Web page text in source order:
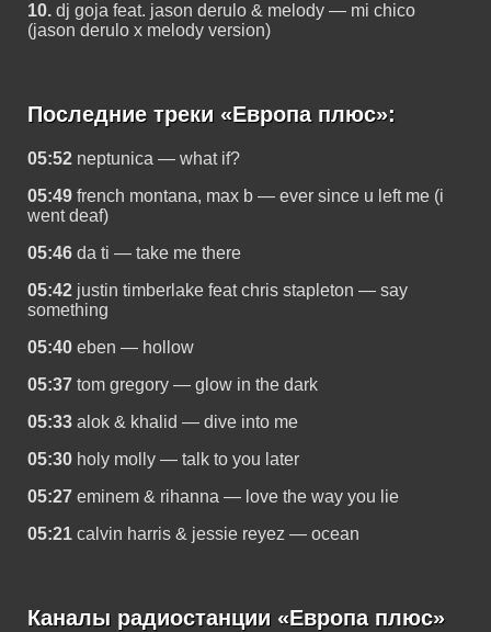
10. dj goja feat. jason derulo & melody — mi chico
(jason derulo x melody version)
Последние треки «Европа плюс»:
05:52 neptunica — what if?
05:49 french montana, max b — ever since u left me (i
went deaf)
05:46 da ti — take me there
05:42 justin timberlake feat chris stapleton — say
something
05:40 eben — hollow
05:37 tom gregory — glow in the dark
05:33 alok & khalid — dive into me
05:30 holy molly — talk to you later
05:27 eminem & rihanna — love the way you lie
05:21 calvin harris & jessie reyez — ocean
Каналы радиостанции «Европа плюс»